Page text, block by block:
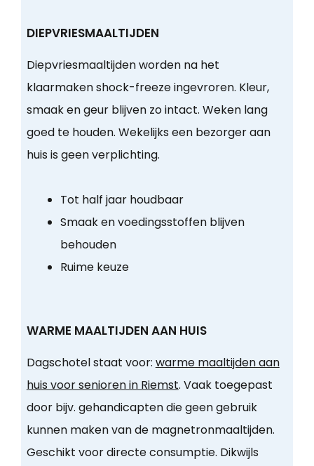
DIEPVRIESMAALTIJDEN
Diepvriesmaaltijden worden na het
klaarmaken shock-freeze ingevroren. Kleur,
smaak en geur blijven zo intact. Weken lang
goed te houden. Wekelijks een bezorger aan
huis is geen verplichting.
Tot half jaar houdbaar
Smaak en voedingsstoffen blijven
behouden
Ruime keuze
WARME MAALTIJDEN AAN HUIS
Dagschotel staat voor: warme maaltijden aan
huis voor senioren in Riemst. Vaak toegepast
door bijv. gehandicapten die geen gebruik
kunnen maken van de magnetronmaaltijden.
Geschikt voor directe consumptie. Dikwijls